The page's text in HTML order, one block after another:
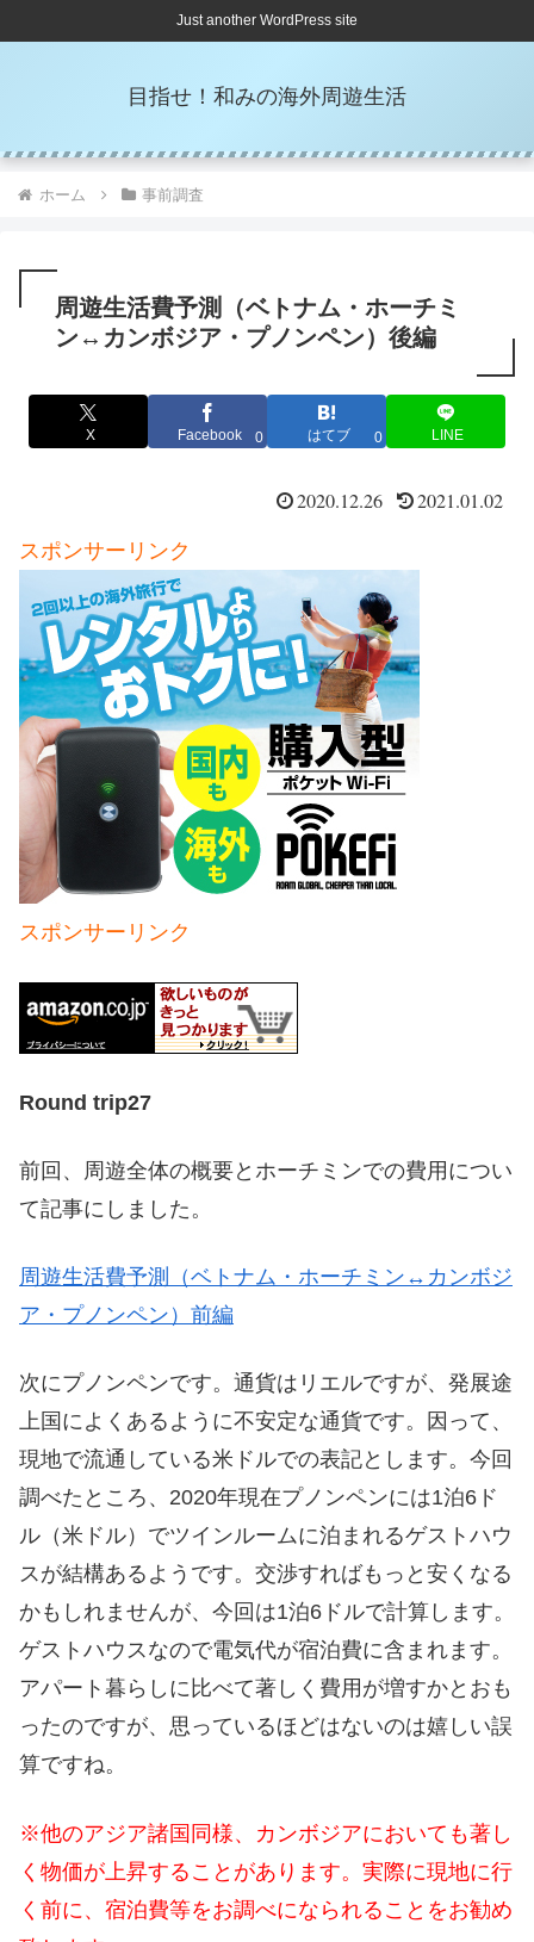
Just another WordPress site
目指せ！和みの海外周遊生活
ホーム 事前調査
周遊生活費予測（ベトナム・ホーチミ
ン↔カンボジア・プノンペン）後編
X Facebook 0 はてブ 0 LINE
2020.12.26 2021.01.02
スポンサーリンク
スポンサーリンク
Round trip27
前回、周遊全体の概要とホーチミンでの費用につい
て記事にしました。
周遊生活費予測（ベトナム・ホーチミン↔カンボジ
ア・プノンペン）前編
次にプノンペンです。通貨はリエルですが、発展途
上国によくあるように不安定な通貨です。因って、
現地で流通している米ドルでの表記とします。今回
調べたところ、2020年現在プノンペンには1泊6ド
ル（米ドル）でツインルームに泊まれるゲストハウ
スが結構あるようです。交渉すればもっと安くなる
かもしれませんが、今回は1泊6ドルで計算します。
ゲストハウスなので電気代が宿泊費に含まれます。
アパート暮らしに比べて著しく費用が増すかとおも
ったのですが、思っているほどはないのは嬉しい誤
算ですね。
※他のアジア諸国同様、カンボジアにおいても著し
く物価が上昇することがあります。実際に現地に行
く前に、宿泊費等をお調べになられることをお勧め